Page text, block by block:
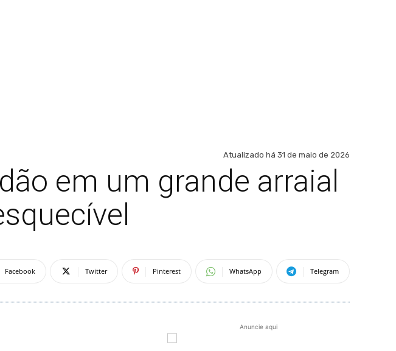
Atualizado há 31 de maio de 2026
em um grande arraial
Facebook Twitter Pinterest WhatsApp Telegram
Anuncie aqui